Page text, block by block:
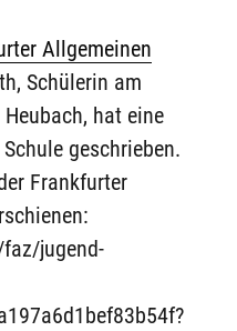
Allgemeinen
Schülerin am
hat eine
geschrieben.
Frankfurter
jugend-